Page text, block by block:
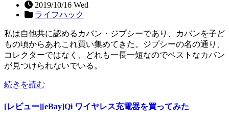
2019/10/16 Wed
ライフハック
私は自他共に認めるカバン・ジプシーであり、カバンを子ど
もの頃からあれこれ買い集めてきた。ジプシーの名の通り、
コレクターではなく、どれも一長一短なのでベストなカバン
が見つけられないでいる。
続きを読む
[レビュー][eBay]Qi ワイヤレス充電器を買ってみた